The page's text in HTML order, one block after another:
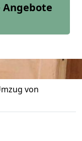
von